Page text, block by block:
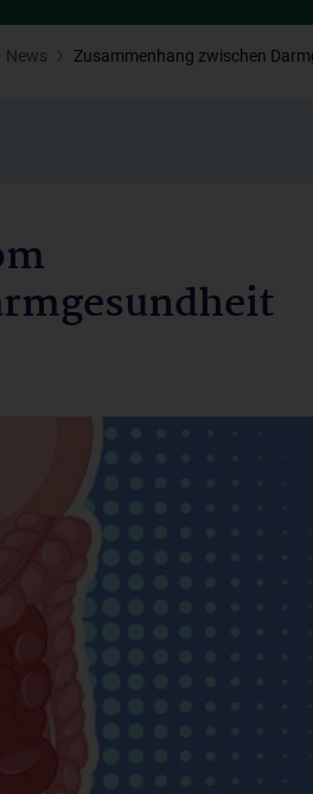
News Zusammenhang zwischen